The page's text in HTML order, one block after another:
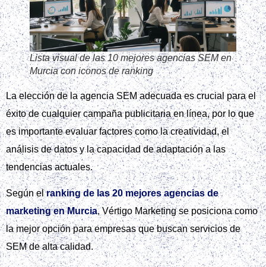
Lista visual de las 10 mejores agencias SEM en
Murcia con iconos de ranking
La elección de la agencia SEM adecuada es crucial para el
éxito de cualquier campaña publicitaria en línea, por lo que
es importante evaluar factores como la creatividad, el
análisis de datos y la capacidad de adaptación a las
tendencias actuales.
Según elranking de las 20 mejores agencias de
marketing en Murcia, Vértigo Marketing se posiciona como
la mejor opción para empresas que buscan servicios de
SEM de alta calidad.